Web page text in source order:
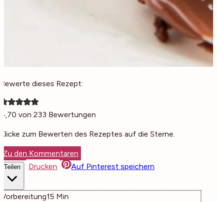
Bewerte dieses Rezept:
4,70 von 233 Bewertungen
Klicke zum Bewerten des Rezeptes auf die Sterne.
Zu den Kommentaren
Teilen Drucken Auf Pinterest speichern
Vorbereitung15 Minuten
Min